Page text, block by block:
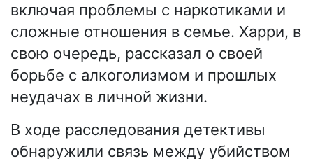
включая проблемы с наркотиками и
сложные отношения в семье. Харри, в
свою очередь, рассказал о своей
борьбе с алкоголизмом и прошлых
неудачах в личной жизни.
В ходе расследования детективы
обнаружили связь между убийством